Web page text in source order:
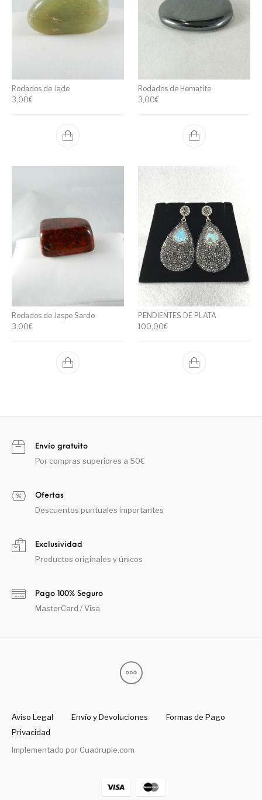
Rodados de Jade
3,00€
Rodados de Hematite
3,00€
Rodados de Jaspe Sardo
3,00€
PENDIENTES DE PLATA
100,00€
Envío gratuito
Por compras superiores a 50€
Ofertas
Descuentos puntuales importantes
Exclusividad
Productos originales y únicos
Pago 100% Seguro
MasterCard / Visa
Aviso Legal Envío y Devoluciones
Formas de Pago
Privacidad
Implementado por Cuadruple.com